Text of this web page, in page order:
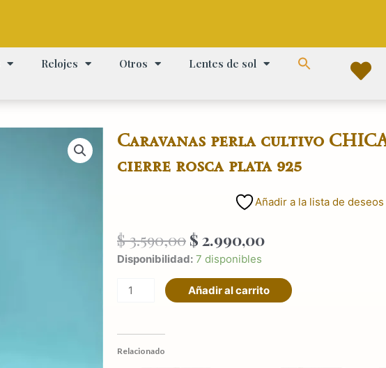
Relojes Otros Lentes de sol
Caravanas perla cultivo
cierre rosca plata 925
Añadir a la lista de deseos
$3.590,00 El
precio
era:
$ 3.590,00.
$ 2.990,00El
es:
$ 2.990,00.
Disponibilidad: 7 disponibles
Caravanas
cultivo
mm
Añadir al carrito
Relacionado